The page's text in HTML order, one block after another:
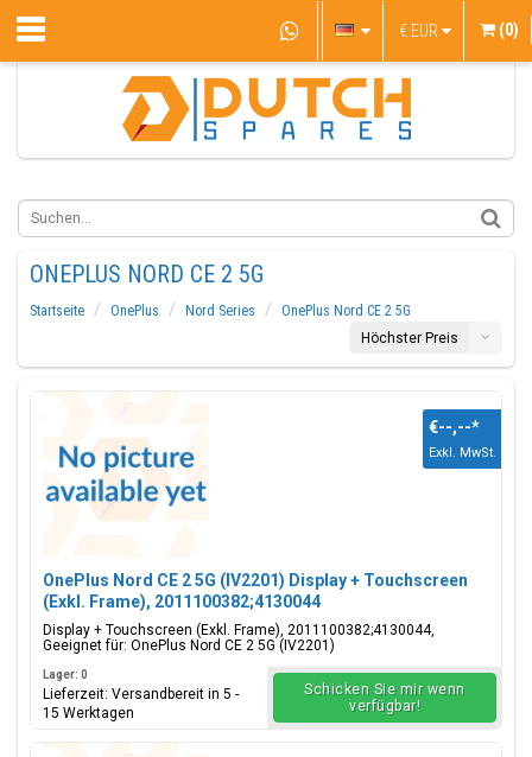
€ EUR (0)
ONEPLUS NORD CE 2 5G
Startseite OnePlus Nord Series
OnePlus Nord CE 2 5G
Höchster Preis
OnePlus Nord CE 2 5G (IV2201) Display + Touchscreen
(Exkl. Frame), 2011100382;4130044
Display + Touchscreen (Exkl. Frame), 2011100382;4130044,
Geeignet für: OnePlus Nord CE 2 5G (IV2201)
€--,--*
Exkl. MwSt.
Lager: 0
Lieferzeit: Versandbereit in 5 -
15 Werktagen
Schicken Sie mir wenn
verfügbar!